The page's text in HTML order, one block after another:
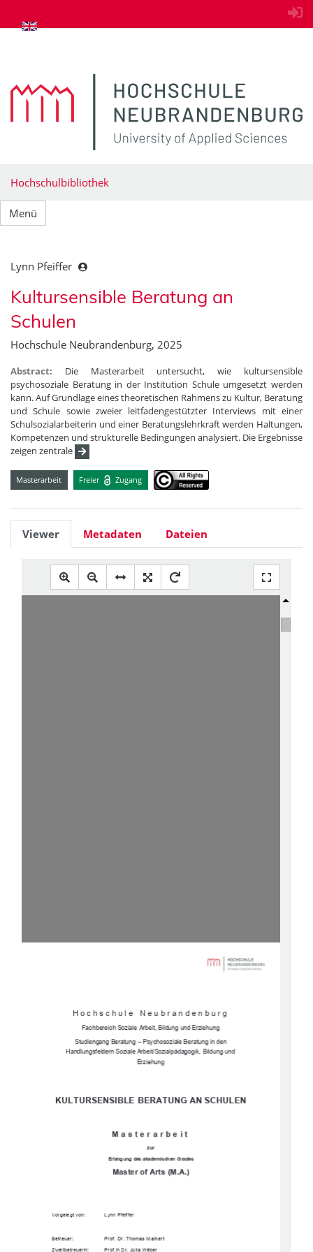
zum Inhalt springen
Hochschulbibliothek
Menü
Lynn Pfeiffer
Kultursensible Beratung an
Schulen
Hochschule Neubrandenburg, 2025
Abstract: Die Masterarbeit untersucht, wie kultursensible
psychosoziale Beratung in der Institution Schule umgesetzt werden
kann. Auf Grundlage eines theoretischen Rahmens zu Kultur, Beratung
und Schule sowie zweier leitfadengestützter Interviews mit einer
Schulsozialarbeiterin und einer Beratungslehrkraft werden Haltungen,
Kompetenzen und strukturelle Bedingungen analysiert. Die Ergebnisse
zeigen zentrale
Masterarbeit Freier Zugang
Viewer Metadaten Dateien
Hochschule Neubrandenburg
Fachbereich Soziale Arbeit, Bildung und Erziehung
Studiengang Beratung – Psychosoziale Beratung in den
Handlungsfeldern Soziale Arbeit/Sozialpädagogik,  Bildung und
Erziehung
KULTURSENSIBLE BERATUNG AN SCHULEN
Masterarbeit
zur
Erlangung  des  akademischen  Grades
Master of Arts (M.A.)
Vorgelegt von: Lynn Pfeiffer
Betreuer: Prof. Dr. Thomas Markert
Zweitbetreuerin: Prof.in Dr. Júlia Wéber